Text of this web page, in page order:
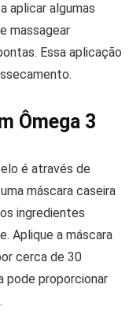
aplicar algumas
massagear
Essa aplicação
Ômega 3
é através de
máscara caseira
ingredientes
Aplique a máscara
cerca de 30
pode proporcionar